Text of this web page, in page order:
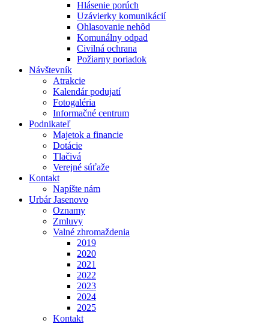
Hlásenie porúch
Uzávierky komunikácií
Ohlasovanie nehôd
Komunálny odpad
Civilná ochrana
Požiarny poriadok
Návštevník
Atrakcie
Kalendár podujatí
Fotogaléria
Informačné centrum
Podnikateľ
Majetok a financie
Dotácie
Tlačivá
Verejné súťaže
Kontakt
Napíšte nám
Urbár Jasenovo
Oznamy
Zmluvy
Valné zhromaždenia
2019
2020
2021
2022
2023
2024
2025
Kontakt